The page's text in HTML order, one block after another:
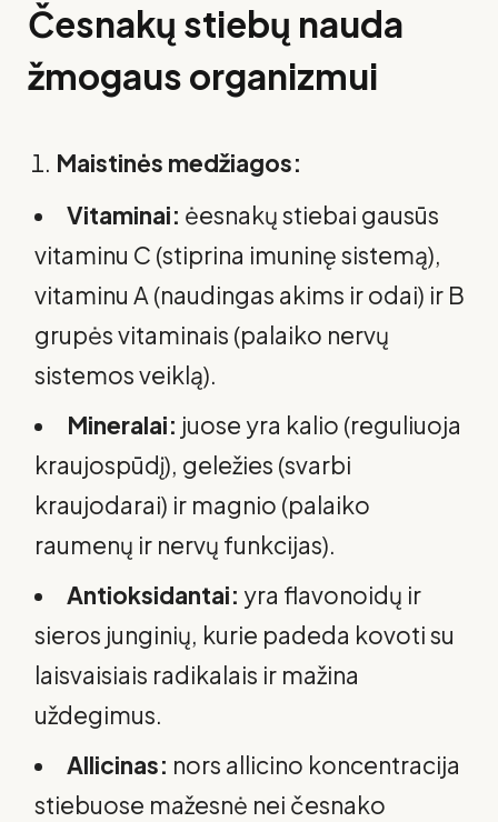
Česnakų stiebų nauda
žmogaus organizmui
Maistinės medžiagos:
Vitaminai: ėesnakų stiebai gausūs
vitaminu C (stiprina imuninę sistemą),
vitaminu A (naudingas akims ir odai) ir B
grupės vitaminais (palaiko nervų
sistemos veiklą).
Mineralai: juose yra kalio (reguliuoja
kraujospūdį), geležies (svarbi
kraujodarai) ir magnio (palaiko
raumenų ir nervų funkcijas).
Antioksidantai: yra flavonoidų ir
sieros junginių, kurie padeda kovoti su
laisvaisiais radikalais ir mažina
uždegimus.
Allicinas: nors allicino koncentracija
stiebuose mažesnė nei česnako